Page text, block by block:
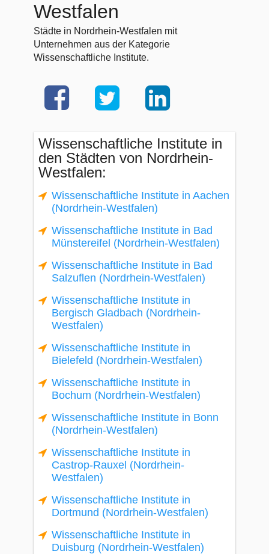
Westfalen
Städte in Nordrhein-Westfalen mit
Unternehmen aus der Kategorie
Wissenschaftliche Institute.
Wissenschaftliche Institute in
den Städten von Nordrhein-
Westfalen:
Wissenschaftliche Institute in Aachen
(Nordrhein-Westfalen)
Wissenschaftliche Institute in Bad
Münstereifel (Nordrhein-Westfalen)
Wissenschaftliche Institute in Bad
Salzuflen (Nordrhein-Westfalen)
Wissenschaftliche Institute in
Bergisch Gladbach (Nordrhein-
Westfalen)
Wissenschaftliche Institute in
Bielefeld (Nordrhein-Westfalen)
Wissenschaftliche Institute in
Bochum (Nordrhein-Westfalen)
Wissenschaftliche Institute in Bonn
(Nordrhein-Westfalen)
Wissenschaftliche Institute in
Castrop-Rauxel (Nordrhein-
Westfalen)
Wissenschaftliche Institute in
Dortmund (Nordrhein-Westfalen)
Wissenschaftliche Institute in
Duisburg (Nordrhein-Westfalen)